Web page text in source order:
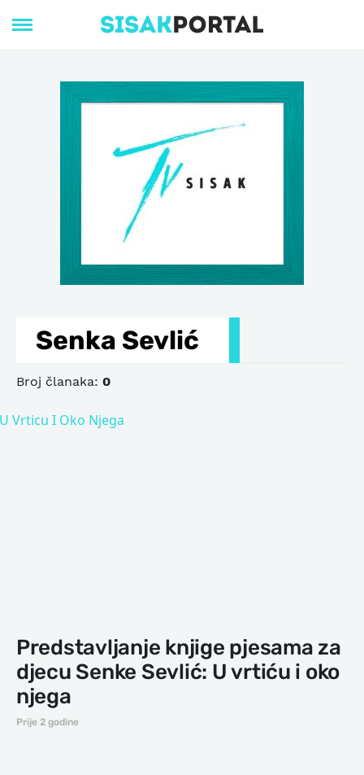
Senka Sevlić
Broj članaka: 0
Predstavljanje knjige pjesama za
djecu Senke Sevlić: U vrtiću i oko
njega
Prije 2 godine